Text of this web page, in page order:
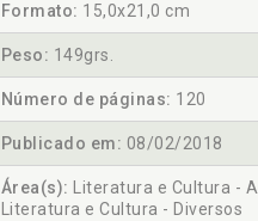
Formato: 15,0x21,0 cm
Peso: 149grs.
Número de páginas: 120
Publicado em: 08/02/2018
Área(s): Literatura e Cultura -
Literatura e Cultura - Diversos